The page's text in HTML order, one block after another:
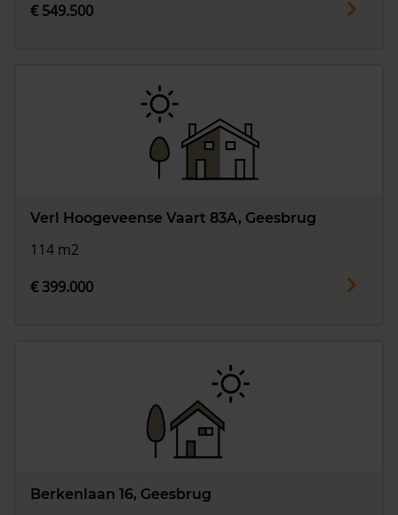
€ 549.500
Verl Hoogeveense Vaart 83A, Geesbrug
114 m2
€ 399.000
Berkenlaan 16, Geesbrug